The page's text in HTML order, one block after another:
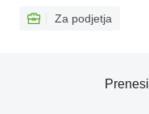
Za podjetja